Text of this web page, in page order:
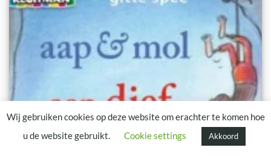
Advies nodig?